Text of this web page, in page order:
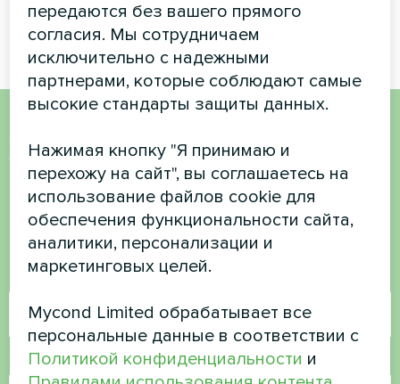
Хотите купить или у вас
есть вопросы?
Свяжитесь с нами, и мы поможем вам
Номер телефона
передаются без вашего прямого
согласия. Мы сотрудничаем
исключительно с надежными
партнерами, которые соблюдают самые
высокие стандарты защиты данных.
Нажимая кнопку "Я принимаю и
перехожу на сайт", вы соглашаетесь на
использование файлов cookie для
обеспечения функциональности сайта,
аналитики, персонализации и
маркетинговых целей.
Mycond Limited обрабатывает все
персональные данные в соответствии с
Политикой конфиденциальности и